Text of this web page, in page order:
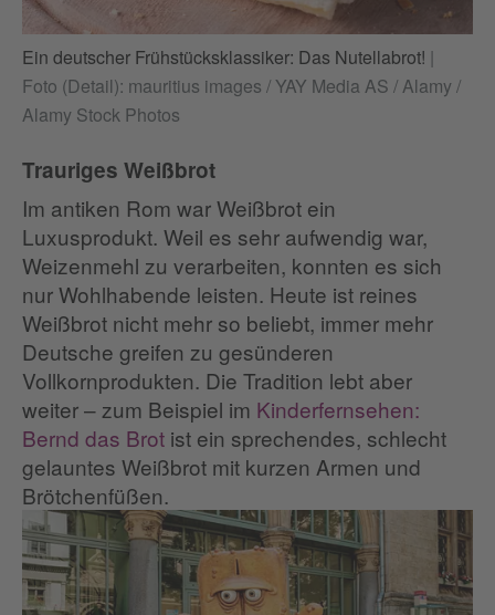
Ein deutscher Frühstücksklassiker: Das Nutellabrot! |
Foto (Detail): mauritius images / YAY Media AS / Alamy /
Alamy Stock Photos
Trauriges Weißbrot
Im antiken Rom war Weißbrot ein
Luxusprodukt. Weil es sehr aufwendig war,
Weizenmehl zu verarbeiten, konnten es sich
nur Wohlhabende leisten. Heute ist reines
Weißbrot nicht mehr so beliebt, immer mehr
Deutsche greifen zu gesünderen
Vollkornprodukten. Die Tradition lebt aber
weiter – zum Beispiel im Kinderfernsehen:
Bernd das Brot ist ein sprechendes, schlecht
gelauntes Weißbrot mit kurzen Armen und
Brötchenfüßen.